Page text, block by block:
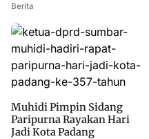
Berita
Muhidi Pimpin Sidang
Paripurna Rayakan Hari
Jadi Kota Padang